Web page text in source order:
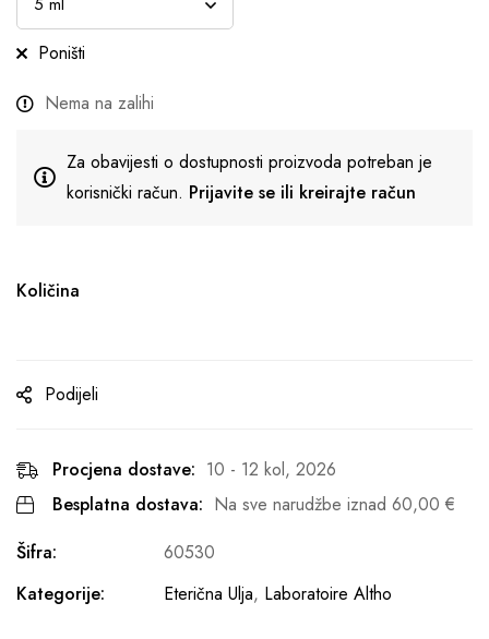
Poništi
Nema na zalihi
Za obavijesti o dostupnosti proizvoda potreban je
korisnički račun. Prijavite se ili kreirajte račun
Količina
Podijeli
Procjena dostave: 10 - 12 kol, 2026
Besplatna dostava: Na sve narudžbe iznad 60,00 €
Šifra:
60530
Kategorije:
Eterična Ulja, Laboratoire Altho